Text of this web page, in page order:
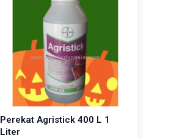
Perekat Agristick 400 L 1
Liter